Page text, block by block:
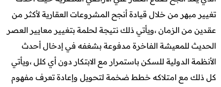
تغيير مبهر من خلال قيادة أنجح المشروعات العقارية لأكثر من
عقدين من الزمان ،ويأتي ذلك نتيجة لحلمة بتغيير معايير العصر
الحديث للمعيشة الفاخرة مدفوعة بشغفه في إدخال أحدث
الأنظمة الدولية للسكن باستمرار مع الابتكار دون أي كلل ،ويأتي
كل ذلك مع امتلاكه خطط ضخمة لتحويل وإعادة تعرف مفهوم